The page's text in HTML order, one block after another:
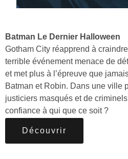
Batman Le Dernier Halloween
Gotham City réapprend à
terrible événement menace de
et met plus à l’épreuve que
Batman et Robin. Dans une ville
justiciers masqués et de
confiance à qui que ce soit ?
Découvrir